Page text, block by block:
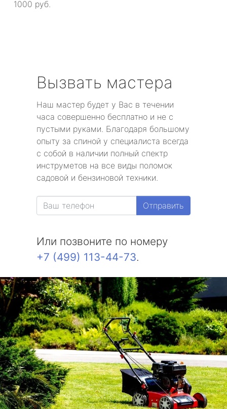
1000 руб.
Вызвать мастера
Наш мастер будет у Вас в течении
часа совершенно бесплатно и не с
пустыми руками. Благодаря большому
опыту за спиной у специалиста всегда
с собой в наличии полный спектр
инструметов на все виды поломок
садовой и бензиновой техники.
Отправить
Или позвоните по номеру
+7 (499) 113-44-73.